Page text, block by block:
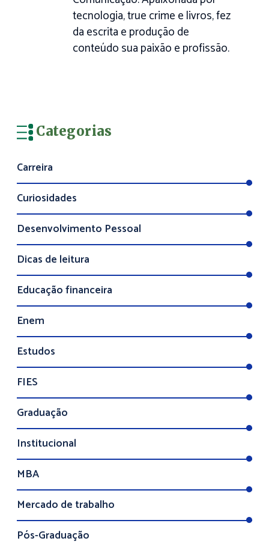
tecnologia, true crime e livros, fez
da escrita e produção de
conteúdo sua paixão e profissão.
Categorias
Carreira
Curiosidades
Desenvolvimento Pessoal
Dicas de leitura
Educação financeira
Enem
Estudos
FIES
Graduação
Institucional
MBA
Mercado de trabalho
Pós-Graduação